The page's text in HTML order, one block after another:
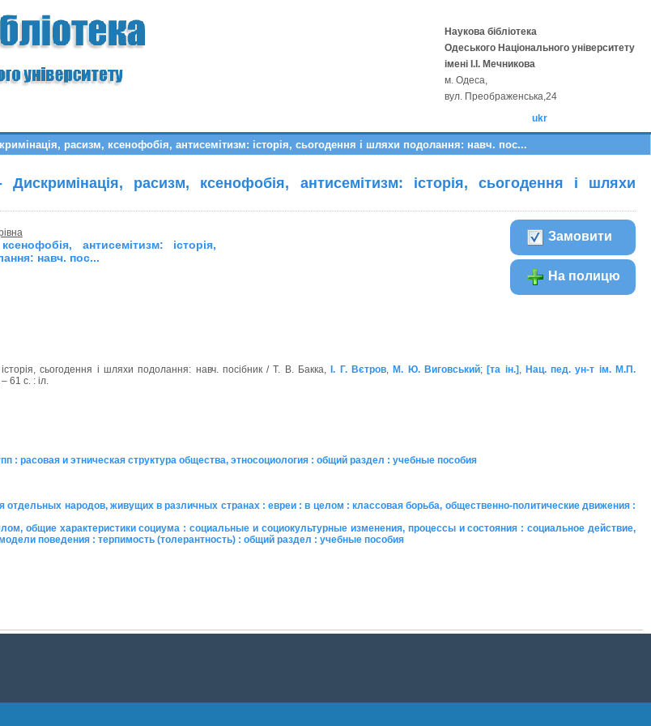
Наукова бібліотека
Одеського Національного університету
імені І.І. Мечникова
м. Одеса,
вул. Преображенська,24
ukr
расизм, ксенофобія, антисемітизм: історія, сьогодення і шляхи подолання: навч. пос...
расизм, ксенофобія, антисемітизм: історія, сьогодення і шляхи
антисемітизм: історія,
навч. пос...
Замовити
На полицю
сьогодення і шляхи подолання: навч. посібник / Т. В. Бакка, І. Г. Вєтров, М. Ю. Виговський; [та ін.] , Нац. пед. ун-т ім. М.П.
61 с. : іл.
: расовая и этническая структура общества, этносоциология : общий раздел : учебные пособия
отдельных народов, живущих в различных странах : евреи : в целом : классовая борьба, общественно-политические движения :
общие характеристики социума : социальные и социокультурные изменения, процессы и состояния : социальное действие,
поведения : терпимость (толерантность) : общий раздел : учебные пособия